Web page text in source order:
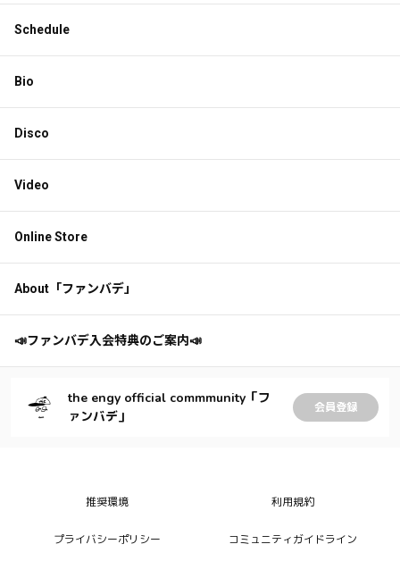
Schedule
Bio
Disco
Video
Online Store
About「ファンバデ」
📣ファンバデ入会特典のご案内📣
the engy official commmunity「フ
ァンバデ」
会員登録
推奨環境 利用規約
プライバシーポリシー コミュニティガイドライン